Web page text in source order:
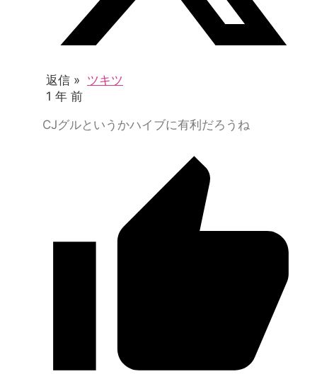
返信 » ツキツ
1 年 前
CJグルというかハイブに有利だろうね